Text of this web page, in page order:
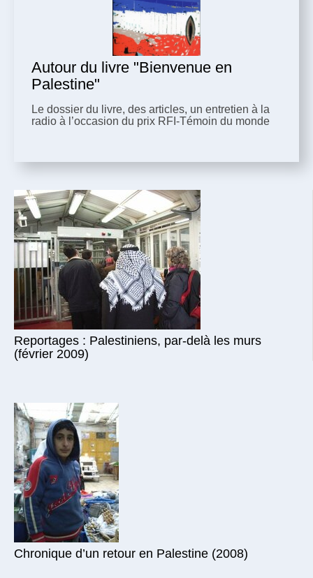
Autour du livre "Bienvenue en
Palestine"
Le dossier du livre, des articles, un entretien à la
radio à l’occasion du prix RFI-Témoin du monde
Reportages : Palestiniens, par-delà les murs
(février 2009)
Chronique d’un retour en Palestine (2008)